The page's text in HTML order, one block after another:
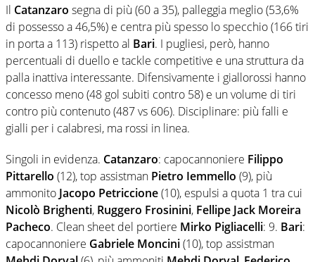
Il Catanzaro segna di più (60 a 35), palleggia meglio (53,6%
di possesso a 46,5%) e centra più spesso lo specchio (166 tiri
in porta a 113) rispetto al Bari. I pugliesi, però, hanno
percentuali di duello e tackle competitive e una struttura da
palla inattiva interessante. Difensivamente i giallorossi hanno
concesso meno (48 gol subiti contro 58) e un volume di tiri
contro più contenuto (487 vs 606). Disciplinare: più falli e
gialli per i calabresi, ma rossi in linea.
Singoli in evidenza. Catanzaro: capocannoniere Filippo
Pittarello (12), top assistman Pietro Iemmello (9), più
ammonito Jacopo Petriccione(10), espulsi a quota 1 tra cui
Nicolò Brighenti, Ruggero Frosinini, Fellipe Jack Moreira
Pacheco. Clean sheet del portiere Mirko Pigliacelli: 9. Bari:
capocannoniere Gabriele Moncini(10), top assistman